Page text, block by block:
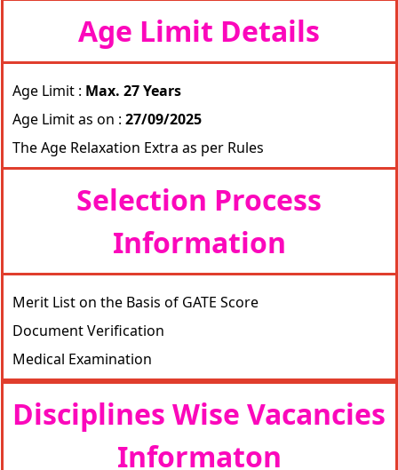
Age Limit Details
Age Limit : Max. 27 Years
Age Limit as on : 27/09/2025
The Age Relaxation Extra as per Rules
Selection Process
Information
Merit List on the Basis of GATE Score
Document Verification
Medical Examination
Disciplines Wise Vacancies
Informaton